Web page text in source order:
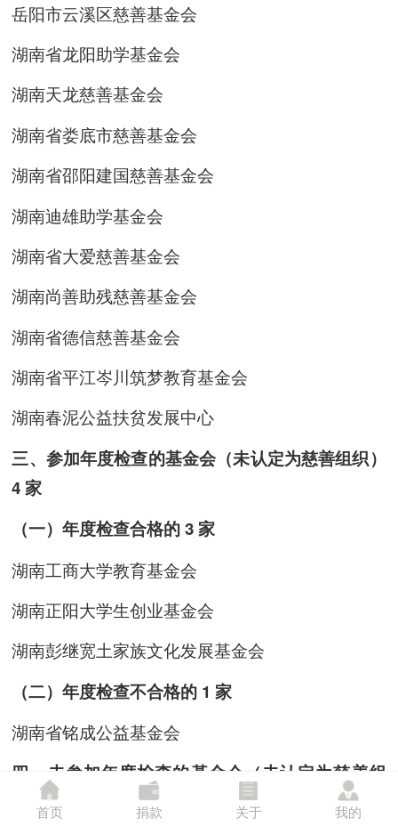
岳阳市云溪区慈善基金会
湖南省龙阳助学基金会
湖南天龙慈善基金会
湖南省娄底市慈善基金会
湖南省邵阳建国慈善基金会
湖南迪雄助学基金会
湖南省大爱慈善基金会
湖南尚善助残慈善基金会
湖南省德信慈善基金会
湖南省平江岑川筑梦教育基金会
湖南春泥公益扶贫发展中心
三、参加年度检查的基金会（未认定为慈善组织）
4 家
（一）年度检查合格的 3 家
湖南工商大学教育基金会
湖南正阳大学生创业基金会
湖南彭继宽土家族文化发展基金会
（二）年度检查不合格的 1 家
湖南省铭成公益基金会
四、未参加年度检查的基金会（未认定为慈善组
织）3 家
首页 捐款 关于 我的